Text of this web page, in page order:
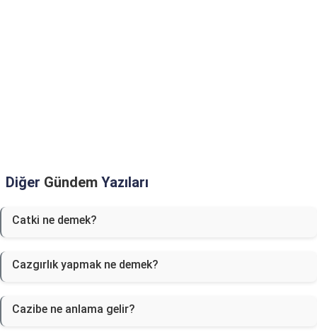
Diğer Gündem Yazıları
Catki ne demek?
Cazgırlık yapmak ne demek?
Cazibe ne anlama gelir?